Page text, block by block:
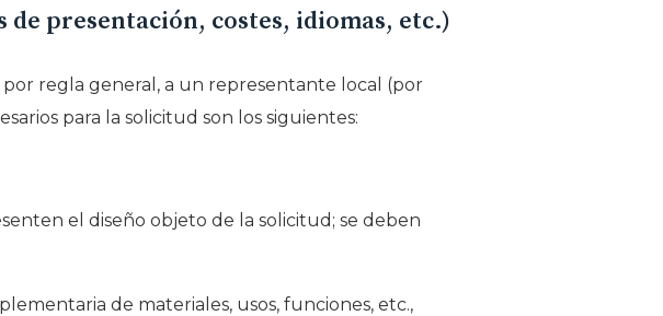
presentación, costes, idiomas, etc.)
regla general, a un representante local (por
para la solicitud son los siguientes:
el diseño objeto de la solicitud; se deben
de materiales, usos, funciones, etc.,